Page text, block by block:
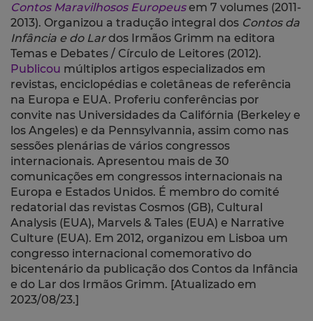
Contos Maravilhosos Europeusem 7 volumes (2011-
2013). Organizou a tradução integral dos Contos da
Infância e do Lardos Irmãos Grimm na editora
Temas e Debates / Círculo de Leitores (2012).
Publicou múltiplos artigos especializados em
revistas, enciclopédias e coletâneas de referência
na Europa e EUA. Proferiu conferências por
convite nas Universidades da Califórnia (Berkeley e
los Angeles) e da Pennsylvannia, assim como nas
sessões plenárias de vários congressos
internacionais. Apresentou mais de 30
comunicações em congressos internacionais na
Europa e Estados Unidos. É membro do comité
redatorial das revistas Cosmos (GB), Cultural
Analysis (EUA), Marvels & Tales (EUA) e Narrative
Culture (EUA). Em 2012, organizou em Lisboa um
congresso internacional comemorativo do
bicentenário da publicação dos Contos da Infância
e do Lar dos Irmãos Grimm. [Atualizado em
2023/08/23.]